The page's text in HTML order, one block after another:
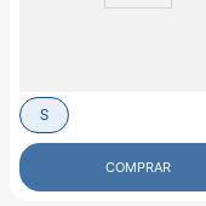
S
COMPRAR